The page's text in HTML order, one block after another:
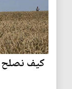
كيف نصلح